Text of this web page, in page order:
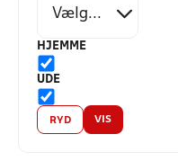
HJEMME
UDE
RYD VIS